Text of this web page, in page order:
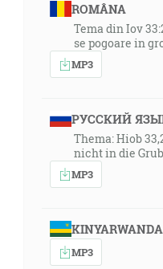
ROMÂNA
Tema din Iov
se pogoare in
MP3
РУССКИЙ
Thema: Hiob
nicht in die
MP3
KINYARWANDA
MP3